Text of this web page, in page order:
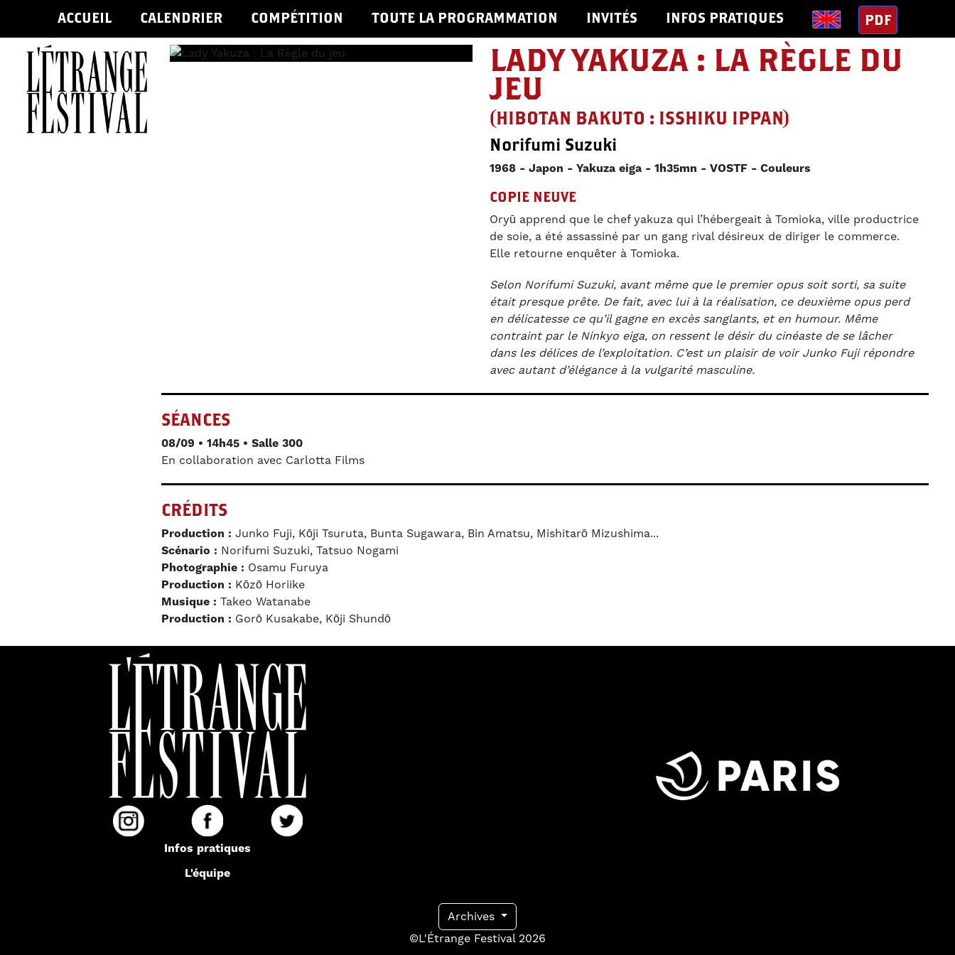
ACCUEIL CALENDRIER COMPÉTITION TOUTE LA PROGRAMMATION INVITÉS INFOS PRATIQUES PDF
LADY YAKUZA : LA RÈGLE DU
JEU
(HIBOTAN BAKUTO : ISSHIKU IPPAN)
Norifumi Suzuki
1968 Japon Yakuza eiga 1h35mn VOSTF Couleurs
COPIE NEUVE
Oryū apprend que le chef yakuza qui l’hébergeait à Tomioka, ville productrice
de soie, a été assassiné par un gang rival désireux de diriger le commerce.
Elle retourne enquêter à Tomioka.
Selon Norifumi Suzuki, avant même que le premier opus soit sorti, sa suite
était presque prête. De fait, avec lui à la réalisation, ce deuxième opus perd
en délicatesse ce qu’il gagne en excès sanglants, et en humour. Même
contraint par le Ninkyo eiga, on ressent le désir du cinéaste de se lâcher
dans les délices de l’exploitation. C’est un plaisir de voir Junko Fuji répondre
avec autant d’élégance à la vulgarité masculine.
SÉANCES
08/09 • 14h45 • Salle 300
En collaboration avec Carlotta Films
CRÉDITS
Production : Junko Fuji, Kōji Tsuruta, Bunta Sugawara, Bin Amatsu, Mishitarō Mizushima...
Scénario : Norifumi Suzuki, Tatsuo Nogami
Photographie : Osamu Furuya
Production : Kōzō Horiike
Musique : Takeo Watanabe
Production : Gorō Kusakabe, Kōji Shundō
Infos pratiques
L'équipe
Archives
©L'Étrange Festival 2026